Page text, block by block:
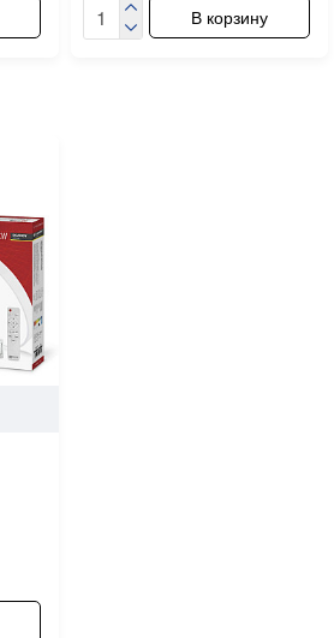
В корзину